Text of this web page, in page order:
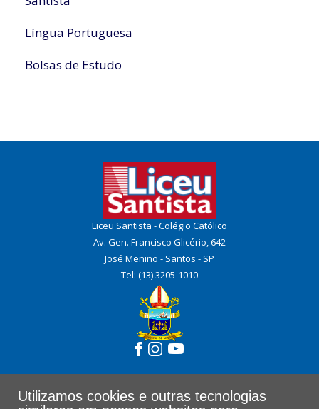
Língua Portuguesa
Bolsas de Estudo
Liceu Santista - Colégio Católico
Av. Gen. Francisco Glicério, 642
José Menino - Santos - SP
Tel: (13) 3205-1010
COMPLEXO EDUCACIONAL
Utilizamos cookies e outras tecnologias